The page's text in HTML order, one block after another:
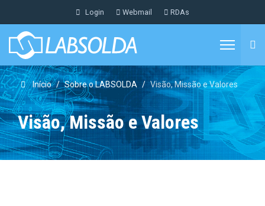
Login Webmail RDAs
Visão, Missão e Valores
Início Sobre o LABSOLDA Visão, Missão e Valores